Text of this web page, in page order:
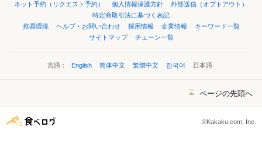
ネット予約（リクエスト予約）
個人情報保護方針
外部送信（オプトアウト）
特定商取引法に基づく表記
推奨環境
ヘルプ・お問い合わせ 採用情報 企業情報
キーワード一覧
サイトマップ
チェーン一覧
言語： English 简体中文 繁體中文 한국어 日本語
ページの先頭へ
©Kakaku.com, Inc.